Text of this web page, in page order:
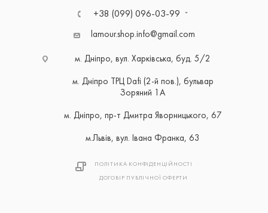
+38 (099) 096-03-99
lamour.shop.info@gmail.com
м. Дніпро, вул. Харківська, буд. 5/2
м. Дніпро ТРЦ Dafi (2-й пов.), бульвар
Зоряний 1А
м. Дніпро, пр-т Дмитра Яворницького, 67
м.Львів, вул. Івана Франка, 63
ПОЛІТИКА КОНФІДЕНЦІЙНОСТІ
ДОГОВІР ПУБЛІЧНОЇ ОФЕРТИ